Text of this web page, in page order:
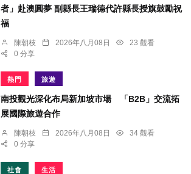
者」赴澳圓夢 副縣長王瑞德代許縣長授旗鼓勵祝
福
陳朝枝 2026年八月08日
23 觀看
0 分享
熱門 旅遊
南投觀光深化布局新加坡市場 「B2B」交流拓
展國際旅遊合作
陳朝枝 2026年八月08日
34 觀看
0 分享
社會 生活